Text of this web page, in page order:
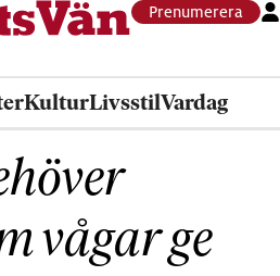
Prenumerera
KulturLivsstilVardag
vågar ge